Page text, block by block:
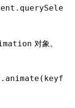
对象。
.animate